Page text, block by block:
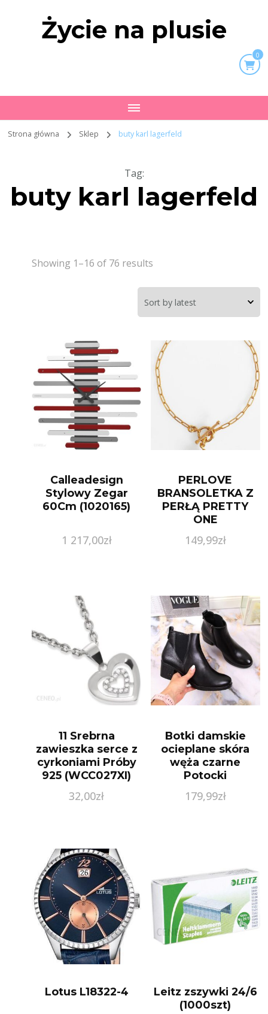
Życie na plusie
0
Strona główna Sklep buty karl lagerfeld
Tag:
buty karl lagerfeld
Showing 1–16 of 76 results
Calleadesign
Stylowy Zegar
60Cm (1020165)
1 217,00zł
PERLOVE
BRANSOLETKA Z
PERŁĄ PRETTY
ONE
149,99zł
11 Srebrna
zawieszka serce z
cyrkoniami Próby
925 (WCC027XI)
32,00zł
Botki damskie
ocieplane skóra
węża czarne
Potocki
179,99zł
Lotus L18322-4
Leitz zszywki 24/6
(1000szt)